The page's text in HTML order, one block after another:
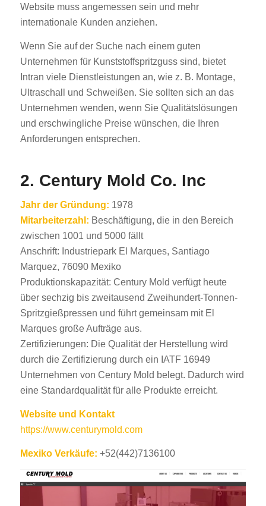
Website muss angemessen sein und mehr
internationale Kunden anziehen.
Wenn Sie auf der Suche nach einem guten
Unternehmen für Kunststoffspritzguss sind, bietet
Intran viele Dienstleistungen an, wie z. B. Montage,
Ultraschall und Schweißen. Sie sollten sich an das
Unternehmen wenden, wenn Sie Qualitätslösungen
und erschwingliche Preise wünschen, die Ihren
Anforderungen entsprechen.
2. Century Mold Co. Inc
Jahr der Gründung: 1978
Mitarbeiterzahl: Beschäftigung, die in den Bereich
zwischen 1001 und 5000 fällt
Anschrift: Industriepark El Marques, Santiago
Marquez, 76090 Mexiko
Produktionskapazität: Century Mold verfügt heute
über sechzig bis zweitausend Zweihundert-Tonnen-
Spritzgießpressen und führt gemeinsam mit El
Marques große Aufträge aus.
Zertifizierungen: Die Qualität der Herstellung wird
durch die Zertifizierung durch ein IATF 16949
Unternehmen von Century Mold belegt. Dadurch wird
eine Standardqualität für alle Produkte erreicht.
Website und Kontakt
https://www.centurymold.com
Mexiko Verkäufe: +52(442)7136100